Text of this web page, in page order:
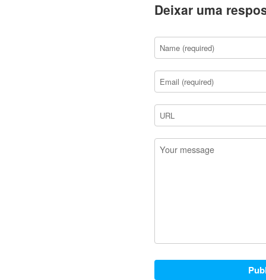
Deixar uma